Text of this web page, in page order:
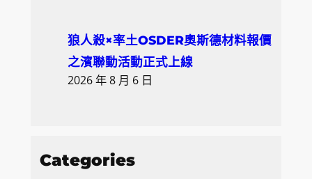
狼人殺×率土OSDER奧斯德材料報價
之濱聯動活動正式上線
2026 年 8 月 6 日
Categories